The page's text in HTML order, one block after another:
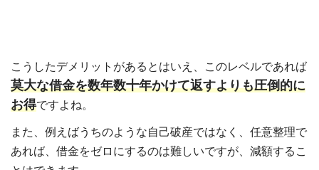
こうしたデメリットがあるとはいえ、このレベルであれば
莫大な借金を数年数十年かけて返すよりも圧倒的に
お得ですよね。
また、例えばうちのような自己破産ではなく、任意整理で
あれば、借金をゼロにするのは難しいですが、減額するこ